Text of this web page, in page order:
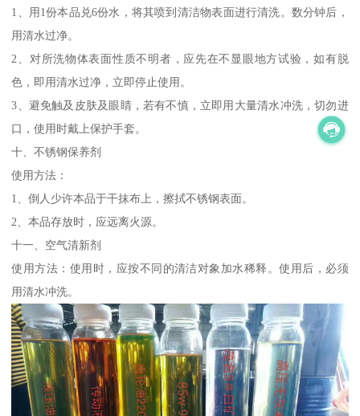
1、用1份本品兑6份水，将其喷到清洁物表面进行清洗。数分钟后，
用清水过净。
2、对所洗物体表面性质不明者，应先在不显眼地方试验，如有脱
色，即用清水过净，立即停止使用。
3、避免触及皮肤及眼睛，若有不慎，立即用大量清水冲洗，切勿进
口，使用时戴上保护手套。
十、不锈钢保养剂
使用方法：
1、倒人少许本品于干抹布上，擦拭不锈钢表面。
2、本品存放时，应远离火源。
十一、空气清新剂
使用方法：使用时，应按不同的清洁对象加水稀释。使用后，必须
用清水冲洗。